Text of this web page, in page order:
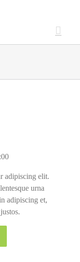
adipiscing elit.
urna
adipiscing et,